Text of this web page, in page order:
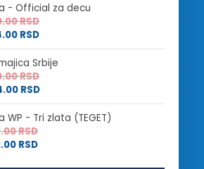
- Official za decu
RSD
RSD
Srbije
RSD
RSD
WP - Tri zlata (TEGET)
RSD
RSD